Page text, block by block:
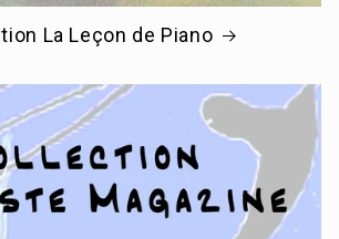
La Leçon de Piano